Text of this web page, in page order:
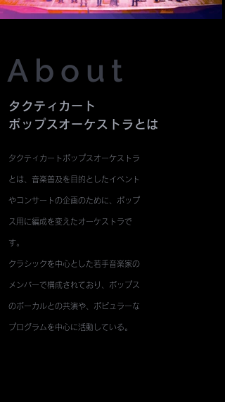
About
タクティカート
ポップスオーケストラとは
タクティカートポップスオーケストラ
とは、音楽普及を目的としたイベント
やコンサートの企画のために、ポップ
ス用に編成を変えたオーケストラで
す。
クラシックを中心とした若手音楽家の
メンバーで構成されており、ポップス
のボーカルとの共演や、ポピュラーな
プログラムを中心に活動している。